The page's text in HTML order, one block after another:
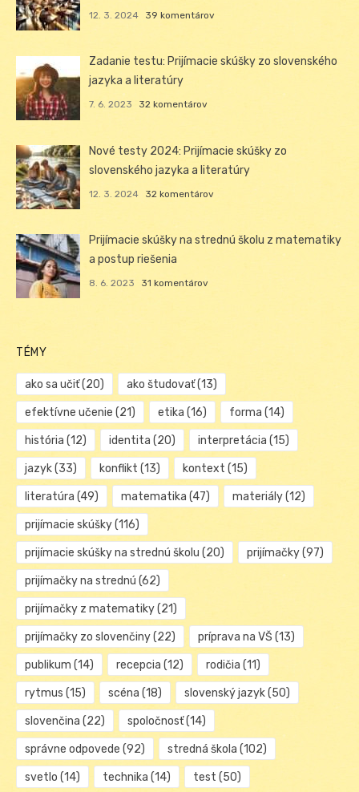
12. 3. 2024 39 komentárov
Zadanie testu: Prijímacie skúšky zo slovenského
jazyka a literatúry
7. 6. 2023 32 komentárov
Nové testy 2024: Prijímacie skúšky zo
slovenského jazyka a literatúry
12. 3. 2024 32 komentárov
Prijímacie skúšky na strednú školu z matematiky
a postup riešenia
8. 6. 2023 31 komentárov
TÉMY
ako sa učiť(20) ako študovať(13)
efektívne učenie (21) etika (16) forma (14)
história (12) identita (20) interpretácia (15)
jazyk(33) konflikt (13) kontext (15)
literatúra (49) matematika (47) materiály(12)
prijímacie skúšky(116)
prijímacie skúšky na strednú školu (20) prijímačky(97)
prijímačky na strednú (62)
prijímačky z matematiky(21)
prijímačky zo slovenčiny(22) príprava na VŠ (13)
publikum (14) recepcia (12) rodičia (11)
rytmus (15) scéna (18) slovenský jazyk(50)
slovenčina (22) spoločnosť(14)
správne odpovede (92) stredná škola (102)
svetlo (14) technika (14) test (50)